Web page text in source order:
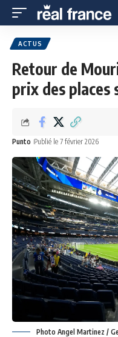
ACTUS
Retour de
prix des places
Punto Publié le 7 février 2026
Photo Angel Martinez /